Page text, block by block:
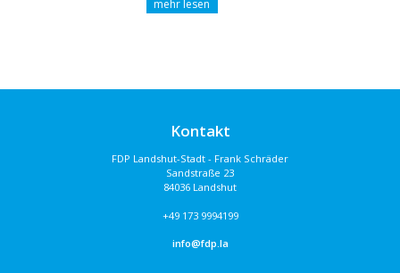
Kontakt
FDP Landshut-Stadt - Frank Schräder
Sandstraße 23
84036 Landshut
+49 173 9994199
info@fdp.la